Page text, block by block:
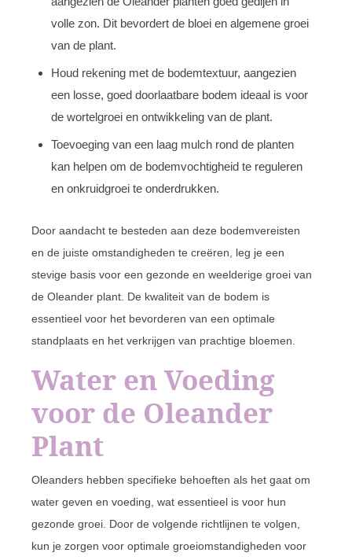
volle zon. Dit bevordert de bloei en algemene groei
van de plant.
Houd rekening met de bodemtextuur, aangezien
een losse, goed doorlaatbare bodem ideaal is voor
de wortelgroei en ontwikkeling van de plant.
Toevoeging van een laag mulch rond de planten
kan helpen om de bodemvochtigheid te reguleren
en onkruidgroei te onderdrukken.
Door aandacht te besteden aan deze bodemvereisten
en de juiste omstandigheden te creëren, leg je een
stevige basis voor een gezonde en weelderige groei van
de Oleander plant. De kwaliteit van de bodem is
essentieel voor het bevorderen van een optimale
standplaats en het verkrijgen van prachtige bloemen.
Water en Voeding
voor de Oleander
Plant
Oleanders hebben specifieke behoeften als het gaat om
water geven en voeding, wat essentieel is voor hun
gezonde groei. Door de volgende richtlijnen te volgen,
kun je zorgen voor optimale groeiomstandigheden voor